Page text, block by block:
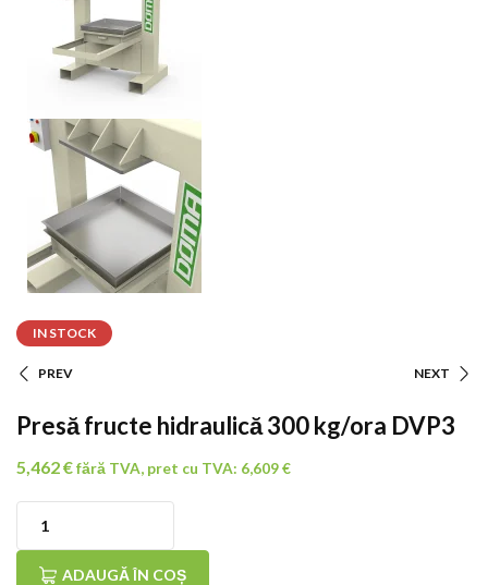
IN STOCK
În
Articole
PREV NEXT
Presă fructe hidraulică 300 kg/ora DVP3
5,462€fără TVA, pret cu TVA: 6,609€
Presă ADAUGĂ ÎN COȘ